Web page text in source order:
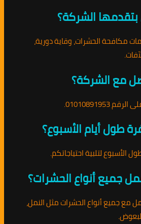
بتقدمها الشركة؟
مكافحة الحشرات، وقاية دورية،
مع الشركة؟
طول أيام الأسبوع؟
الأسبوع لتلبية احتياجاتكم.
جميع أنواع الحشرات؟
مع جميع أنواع الحشرات مثل النمل،